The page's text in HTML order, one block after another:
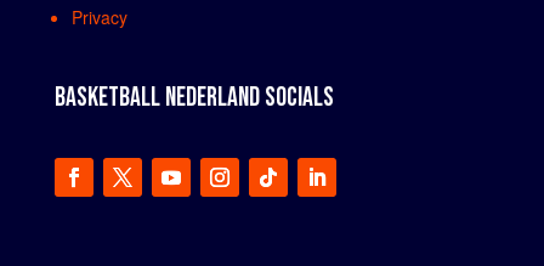
Privacy
BASKETBALL NEDERLAND SOCIALS